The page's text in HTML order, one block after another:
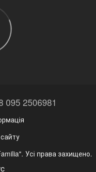
095 2506981
Усі права захищено.